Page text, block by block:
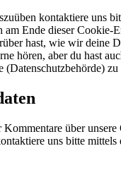
kontaktiere uns
am Ende dieser Cookie-
hast, wie wir deine
hören, aber du hast
(Datenschutzbehörde) zu
Kommentare über
uns bitte mittels